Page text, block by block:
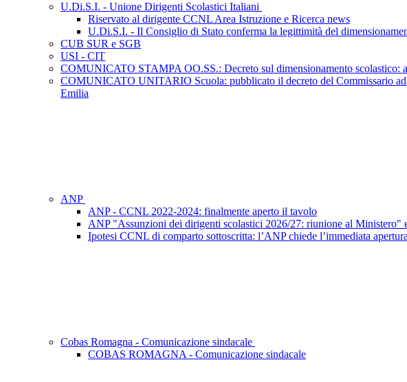
U.Di.S.I. - Unione Dirigenti Scolastici Italiani
Riservato al dirigente CCNL Area Istruzione e Ricerca news
U.Di.S.I. - Il Consiglio di Stato conferma la legittimità del
CUB SUR e SGB
USI - CIT
COMUNICATO STAMPA OO.SS.: Decreto sul dimensionamento scolastico:
COMUNICATO UNITARIO Scuola: pubblicato il decreto del Commissario
Emilia
ANP
ANP - CCNL 2022-2024: finalmente aperto il tavolo
ANP "Assunzioni dei dirigenti scolastici 2026/27: riunione al Ministero"
Ipotesi CCNL di comparto sottoscritta: l’ANP chiede l’immediata
Cobas Romagna - Comunicazione sindacale
COBAS ROMAGNA - Comunicazione sindacale